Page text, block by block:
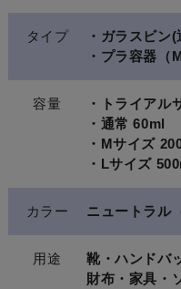
タイプ
・ガラスビン
・プラ容器（
容量
・トライアル
・通常 60ml
・Mサイズ
・Lサイズ
カラー ニュートラル
用途
靴・ハンドバ
財布・家具・